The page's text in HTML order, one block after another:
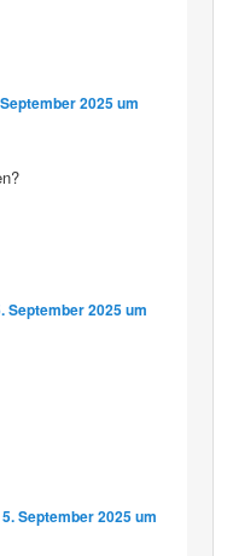
2025 um
September 2025 um
5. September 2025 um